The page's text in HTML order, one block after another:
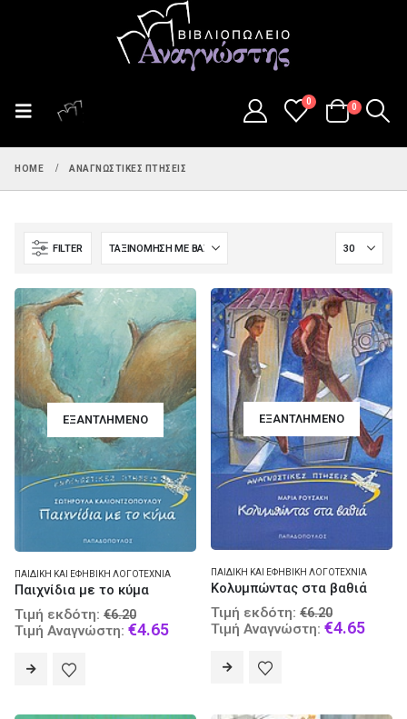
0
0
HOME ΑΝΑΓΝΩΣΤΙΚΈΣ ΠΤΉΣΕΙΣ
FILTER
ΕΞΑΝΤΛΗΜΈΝΟ
ΠΑΙΔΙΚΉ ΚΑΙ ΕΦΗΒΙΚΉ ΛΟΓΟΤΕΧΝΊΑ
Παιχνίδια με το κύμα
Τιμή εκδότη: €6.20
price
Τιμή Αναγνώστη: €4.65Current
ΕΞΑΝΤΛΗΜΈΝΟ
ΠΑΙΔΙΚΉ ΚΑΙ ΕΦΗΒΙΚΉ ΛΟΓΟΤΕΧΝΊΑ
Κολυμπώντας στα βαθιά
Τιμή εκδότη: €6.20
price
Τιμή Αναγνώστη: €4.65